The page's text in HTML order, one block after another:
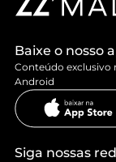
Baixe o nosso
Conteúdo exclusivo
Android
Siga nossas